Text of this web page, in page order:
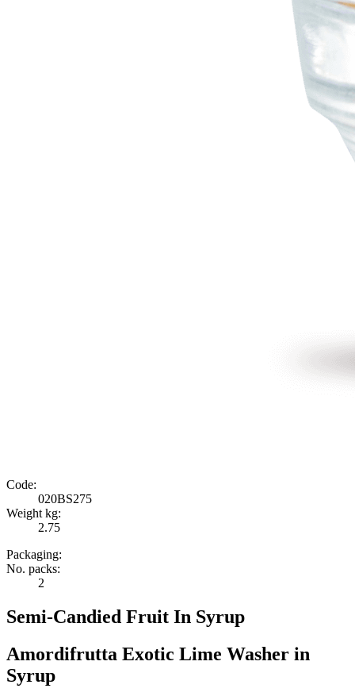
Code:
020BS275
Weight kg:
2.75
Packaging:
No. packs:
2
Semi-Candied Fruit In Syrup
Amordifrutta Exotic Lime Washer in
Syrup